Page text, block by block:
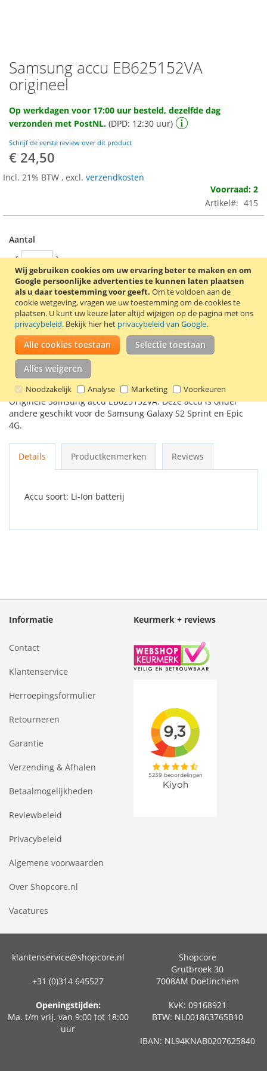
Wij gebruiken cookies om uw ervaring beter te maken en om
Google persoonlijke advertenties te kunnen laten plaatsen
als u daar toestemming voor geeft. Om te voldoen aan de
cookie wetgeving, vragen we uw toestemming om de cookies te
plaatsen. U kunt uw keuze later altijd wijzigen op de pagina met ons
privacybeleid. Bekijk hier het privacybeleid van Google.
Alle cookies toestaan Selectie toestaan
Alles weigeren
Noodzakelijk Analyse Marketing Voorkeuren
Ga
naar
het
van
de
gallerij
Samsung accu EB625152VA
origineel
Op werkdagen voor 17:00 uur besteld, dezelfde dag
verzonden met PostNL. (DPD: 12:30 uur)
Schrijf de eerste review over dit product
€ 24,50
Incl. 21% BTW , excl. verzendkosten
Voorraad: 2
Artikel
415
Aantal
In Winkelwagen
VOEG TOE AAN VERLANGLIJST
TOEVOEGEN OM TE VERGELIJKEN
Originele Samsung accu EB625152VA. Deze accu is onder
andere geschikt voor de Samsung Galaxy S2 Sprint en Epic
4G.
Details Productkenmerken Reviews
Accu soort: Li-Ion batterij
Informatie
Contact
Klantenservice
Herroepingsformulier
Retourneren
Garantie
Verzending & Afhalen
Betaalmogelijkheden
Reviewbeleid
Privacybeleid
Algemene voorwaarden
Over Shopcore.nl
Vacatures
Keurmerk + reviews
klantenservice@shopcore.nl
+31 (0)314 645527
Openingstijden:
Ma. t/m vrij. van 9:00 tot 18:00
uur
Shopcore
Grutbroek 30
7008AM Doetinchem
KvK: 09168921
BTW: NL001863765B10
IBAN: NL94KNAB0207625840